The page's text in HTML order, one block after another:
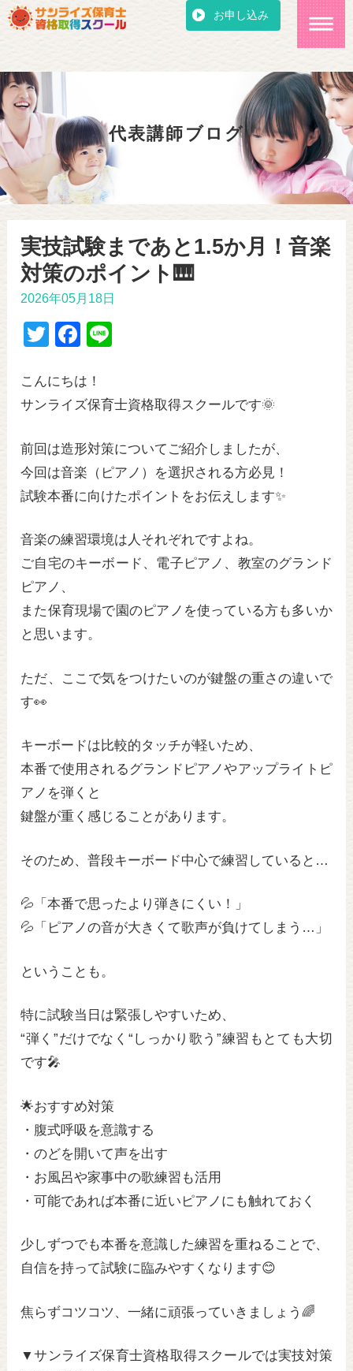
お申し込み
代表講師ブログ
実技試験まであと1.5か月！音楽
対策のポイント🎹
2026年05月18日
T
tt
er
F
c
e
b
o
o
k
こんにちは！
サンライズ保育士資格取得スクールです🌞
前回は造形対策についてご紹介しましたが、
今回は音楽（ピアノ）を選択される方必見！
試験本番に向けたポイントをお伝えします✨
音楽の練習環境は人それぞれですよね。
ご自宅のキーボード、電子ピアノ、教室のグランド
ピアノ、
また保育現場で園のピアノを使っている方も多いか
と思います。
ただ、ここで気をつけたいのが鍵盤の重さの違いで
す👀
キーボードは比較的タッチが軽いため、
本番で使用されるグランドピアノやアップライトピ
アノを弾くと
鍵盤が重く感じることがあります。
そのため、普段キーボード中心で練習していると…
💦「本番で思ったより弾きにくい！」
💦「ピアノの音が大きくて歌声が負けてしまう…」
ということも。
特に試験当日は緊張しやすいため、
“弾く”だけでなく“しっかり歌う”練習もとても大切
です🎤
🌟おすすめ対策
・腹式呼吸を意識する
・のどを開いて声を出す
・お風呂や家事中の歌練習も活用
・可能であれば本番に近いピアノにも触れておく
少しずつでも本番を意識した練習を重ねることで、
自信を持って試験に臨みやすくなります😊
焦らずコツコツ、一緒に頑張っていきましょう🌈
▼サンライズ保育士資格取得スクールでは実技対策